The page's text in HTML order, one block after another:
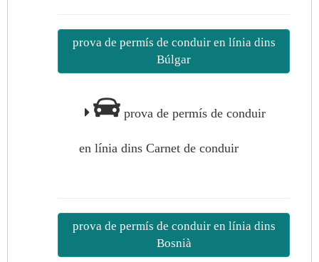
prova de permís de conduir en línia dins
Búlgar
prova de permís de conduir
en línia dins Carnet de conduir
prova de permís de conduir en línia dins
Bosnià